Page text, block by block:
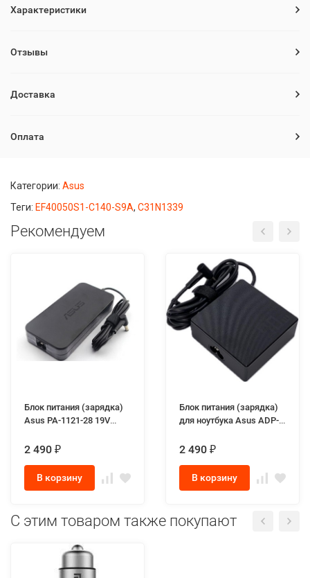
Характеристики
Отзывы
Доставка
Оплата
Категории: Asus
Теги: EF40050S1-C140-S9A, C31N1339
Рекомендуем
Блок питания (зарядка)
Asus PA-1121-28 19V
3.7 mm для ноутбуков
series
2 490 ₽
В корзину
Блок питания (зарядка)
для ноутбука Asus ADP-
разъём 4.5-3.0mm
2 490 ₽
В корзину
С этим товаром также покупают